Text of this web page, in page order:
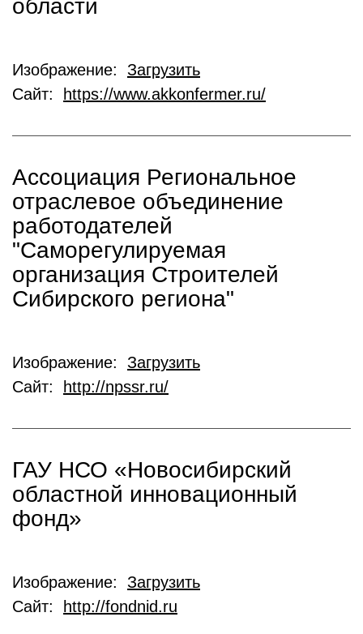
области
Изображение: Загрузить
Сайт:
https://www.akkonfermer.ru/
Ассоциация Региональное
отраслевое объединение
работодателей
"Саморегулируемая
организация Строителей
Сибирского региона"
Изображение: Загрузить
Сайт:
http://npssr.ru/
ГАУ НСО «Новосибирский
областной инновационный
фонд»
Изображение: Загрузить
Сайт:
http://fondnid.ru